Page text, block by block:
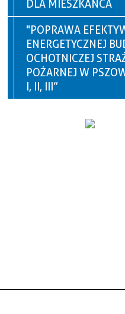
DLA MIESZKAŃCA
"POPRAWA
ENERGETYCZNEJ
OCHOTNICZEJ
POŻARNEJ W
I, II, III”